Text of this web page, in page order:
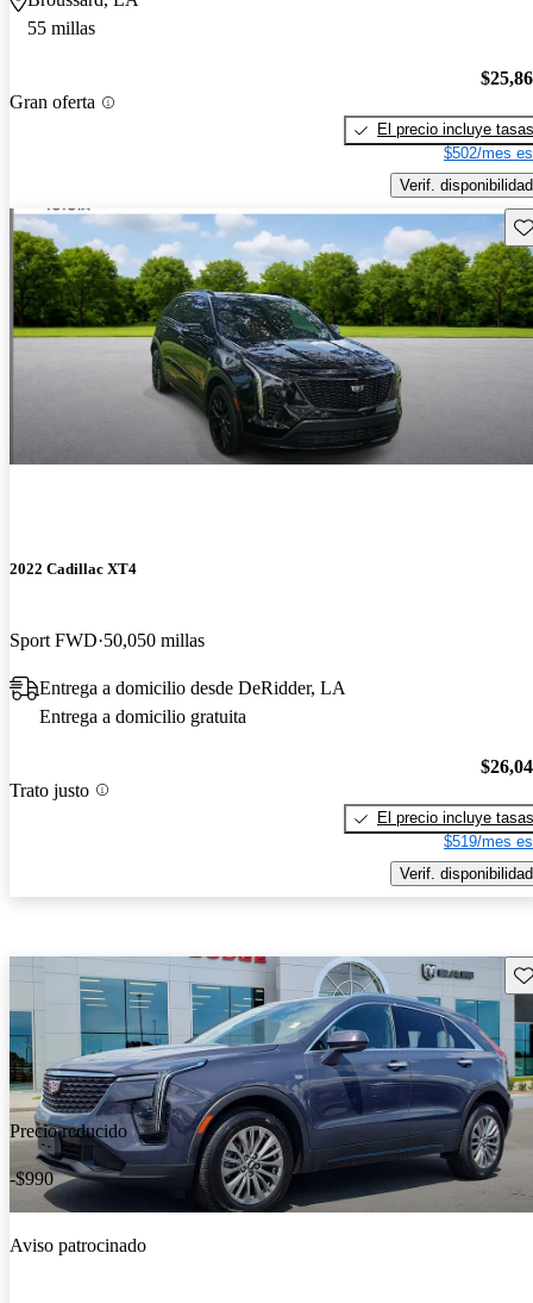
55 millas
Gran oferta
El precio incluye tasas
$502/mes
Verif. disponibilidad
2022 Cadillac XT4
Sport FWD 50,050 millas
Entrega a domicilio desde DeRidder, LA
Entrega a domicilio gratuita
Trato justo
El precio incluye tasas
$519/mes
Verif. disponibilidad
Precio reducido
-$990
Aviso patrocinado